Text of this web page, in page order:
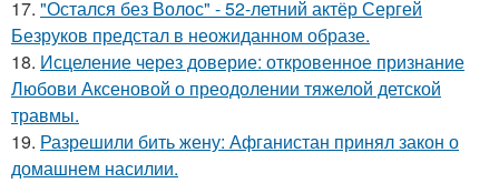
17. "Остался без Волос" - 52-летний актёр Сергей
Безруков предстал в неожиданном образе.
18. Исцеление через доверие: откровенное признание
Любови Аксеновой о преодолении тяжелой детской
травмы.
19. Разрешили бить жену: Афганистан принял закон о
домашнем насилии.